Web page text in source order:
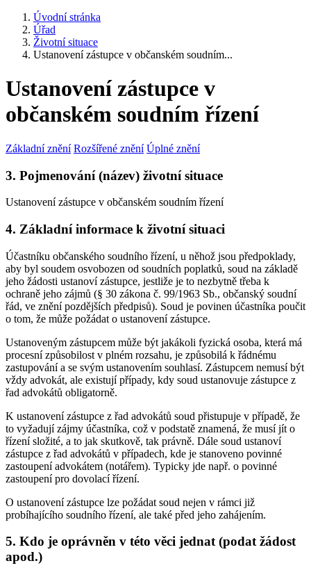
Úvodní stránka
Úřad
Životní situace
Ustanovení zástupce v občanském soudním...
Ustanovení zástupce v
občanském soudním řízení
Základní znění Rozšířené znění Úplné znění
3. Pojmenování (název) životní situace
Ustanovení zástupce v občanském soudním řízení
4. Základní informace k životní situaci
Účastníku občanského soudního řízení, u něhož jsou předpoklady,
aby byl soudem osvobozen od soudních poplatků, soud na základě
jeho žádosti ustanoví zástupce, jestliže je to nezbytně třeba k
ochraně jeho zájmů (§ 30 zákona č. 99/1963 Sb., občanský soudní
řád, ve znění pozdějších předpisů). Soud je povinen účastníka poučit
o tom, že může požádat o ustanovení zástupce.
Ustanoveným zástupcem může být jakákoli fyzická osoba, která má
procesní způsobilost v plném rozsahu, je způsobilá k řádnému
zastupování a se svým ustanovením souhlasí. Zástupcem nemusí být
vždy advokát, ale existují případy, kdy soud ustanovuje zástupce z
řad advokátů obligatorně.
K ustanovení zástupce z řad advokátů soud přistupuje v případě, že
to vyžadují zájmy účastníka, což v podstatě znamená, že musí jít o
řízení složité, a to jak skutkově, tak právně. Dále soud ustanoví
zástupce z řad advokátů v případech, kde je stanoveno povinné
zastoupení advokátem (notářem). Typicky jde např. o povinné
zastoupení pro dovolací řízení.
O ustanovení zástupce lze požádat soud nejen v rámci již
probíhajícího soudního řízení, ale také před jeho zahájením.
5. Kdo je oprávněn v této věci jednat (podat žádost
apod.)